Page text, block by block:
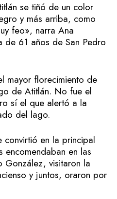
se tiñó de un color
y más arriba, como
feo», narra Ana
61 años de San Pedro
mayor florecimiento de
de Atitlán. No fue el
sí el que alertó a la
del lago.
convirtió en la principal
encomendaban en las
González, visitaron la
y juntos, oraron por